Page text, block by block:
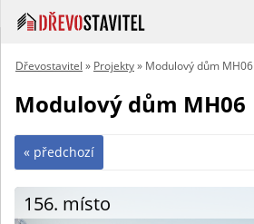
Dřevostavitel » Projekty» Modulový dům MH06
Modulový dům MH06
« předchozí
156. místo